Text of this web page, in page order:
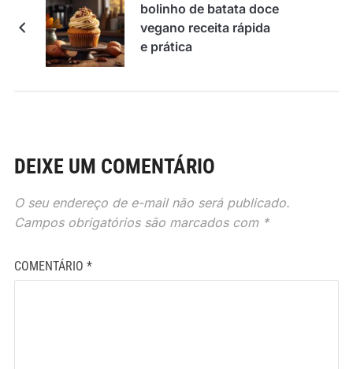
bolinho de batata doce
vegano receita rápida
e prática
DEIXE UM COMENTÁRIO
O seu endereço de e-mail não será publicado.
Campos obrigatórios são marcados com *
COMENTÁRIO *